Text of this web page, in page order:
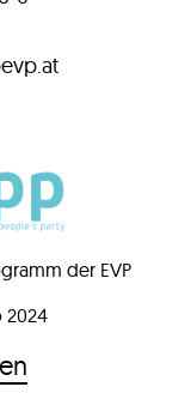
der EVP
2024